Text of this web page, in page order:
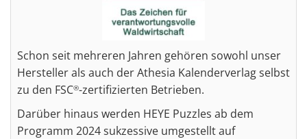
Schon seit mehreren Jahren gehören sowohl unser
Hersteller als auch der Athesia Kalenderverlag selbst
zu den FSC®-zertifizierten Betrieben.
Darüber hinaus werden HEYE Puzzles ab dem
Programm 2024 sukzessive umgestellt auf